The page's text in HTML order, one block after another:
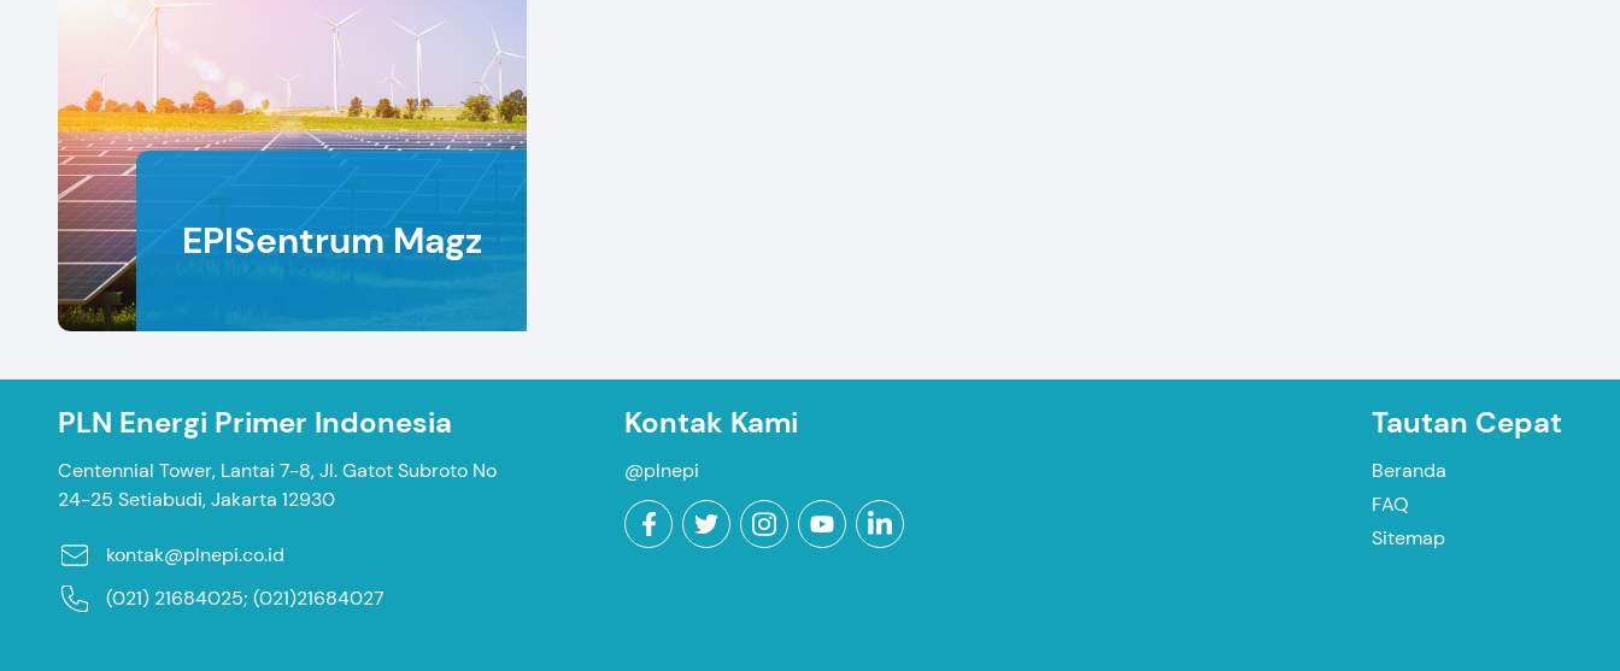
EPISentrum Magz
PLN Energi Primer Indonesia
Centennial Tower, Lantai 7-8, Jl. Gatot Subroto No
24-25 Setiabudi, Jakarta 12930
kontak@plnepi.co.id
(021) 21684025; (021)21684027
Kontak Kami
@plnepi
Tautan Cepat
Beranda
FAQ
Sitemap